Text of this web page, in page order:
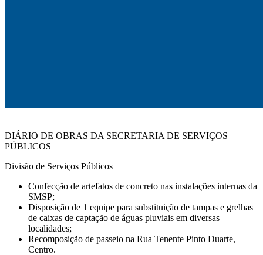
DIÁRIO DE OBRAS DA SECRETARIA DE SERVIÇOS
PÚBLICOS
Divisão de Serviços Públicos
Confecção de artefatos de concreto nas instalações internas da
SMSP;
Disposição de 1 equipe para substituição de tampas e grelhas
de caixas de captação de águas pluviais em diversas
localidades;
Recomposição de passeio na Rua Tenente Pinto Duarte,
Centro.